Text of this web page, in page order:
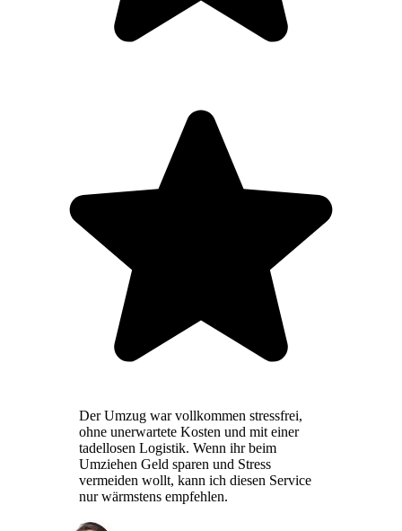
Der Umzug war vollkommen stressfrei,
ohne unerwartete Kosten und mit einer
tadellosen Logistik. Wenn ihr beim
Umziehen Geld sparen und Stress
vermeiden wollt, kann ich diesen Service
nur wärmstens empfehlen.